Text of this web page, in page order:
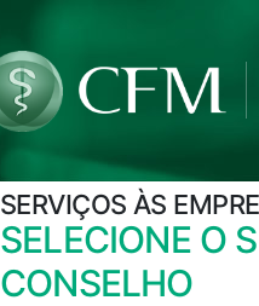
SERVIÇOS ÀS
SELECIONE O
CONSELHO